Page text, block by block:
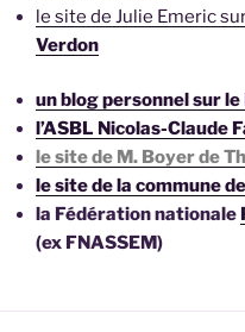
le site de Julie Emeric sur
Verdon
un blog personnel sur
l’ASBL Nicolas-Claude
le site de M. Boyer de
le site de la commune
la Fédération nationale
(ex FNASSEM)